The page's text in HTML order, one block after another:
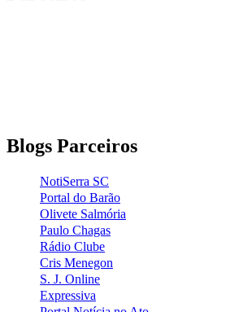
Blogs Parceiros
NotiSerra SC
Portal do Barão
Olivete Salmória
Paulo Chagas
Rádio Clube
Cris Menegon
S. J. Online
Expressiva